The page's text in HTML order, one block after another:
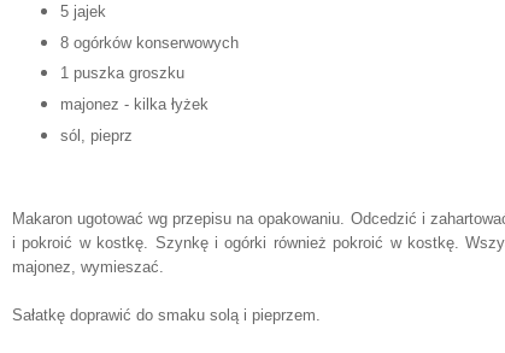
5 jajek
8 ogórków konserwowych
1 puszka groszku
majonez - kilka łyżek
sól, pieprz
Makaron ugotować wg przepisu na opakowaniu. Odcedzić i
i pokroić w kostkę. Szynkę i ogórki również pokroić w kostkę.
majonez, wymieszać.
Sałatkę doprawić do smaku solą i pieprzem.